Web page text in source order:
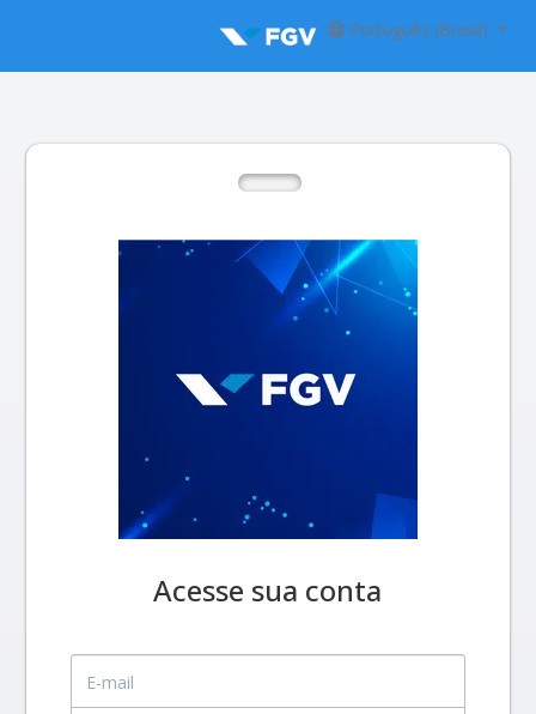
Português (Brasil)
Acesse sua conta
E-mail